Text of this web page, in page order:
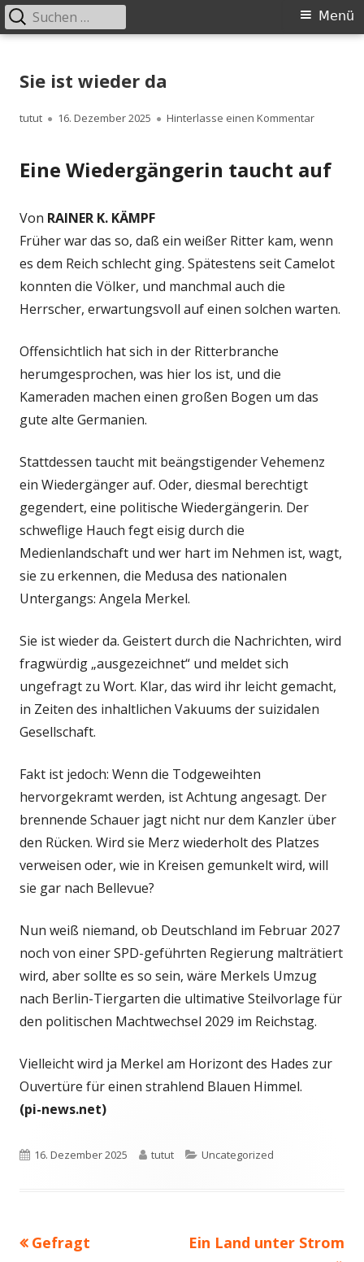
zum
Primäres
Menü
Suchen
nach:
Sie ist wieder da
Autor
tutut
Veröffentlicht
16. Dezember 2025 Hinterlasse einen Kommentarzu Sie ist
Eine Wiedergängerin taucht auf
Von RAINER K. KÄMPF
Früher war das so, daß ein weißer Ritter kam, wenn
es dem Reich schlecht ging. Spätestens seit Camelot
konnten die Völker, und manchmal auch die
Herrscher, erwartungsvoll auf einen solchen warten.
Offensichtlich hat sich in der Ritterbranche
herumgesprochen, was hier los ist, und die
Kameraden machen einen großen Bogen um das
gute alte Germanien.
Stattdessen taucht mit beängstigender Vehemenz
ein Wiedergänger auf. Oder, diesmal berechtigt
gegendert, eine politische Wiedergängerin. Der
schweflige Hauch fegt eisig durch die
Medienlandschaft und wer hart im Nehmen ist, wagt,
sie zu erkennen, die Medusa des nationalen
Untergangs: Angela Merkel.
Sie ist wieder da. Geistert durch die Nachrichten, wird
fragwürdig „ausgezeichnet“ und meldet sich
ungefragt zu Wort. Klar, das wird ihr leicht gemacht,
in Zeiten des inhaltlichen Vakuums der suizidalen
Gesellschaft.
Fakt ist jedoch: Wenn die Todgeweihten
hervorgekramt werden, ist Achtung angesagt. Der
brennende Schauer jagt nicht nur dem Kanzler über
den Rücken. Wird sie Merz wiederholt des Platzes
verweisen oder, wie in Kreisen gemunkelt wird, will
sie gar nach Bellevue?
Nun weiß niemand, ob Deutschland im Februar 2027
noch von einer SPD-geführten Regierung malträtiert
wird, aber sollte es so sein, wäre Merkels Umzug
nach Berlin-Tiergarten die ultimative Steilvorlage für
den politischen Machtwechsel 2029 im Reichstag.
Vielleicht wird ja Merkel am Horizont des Hades zur
Ouvertüre für einen strahlend Blauen Himmel.
(pi-news.net)
Veröffentlicht
16. Dezember 2025 Autor
tutut Kategorien
Uncategorized
Beitragsnavigation
Vorheriger
Gefragt
Nächster
Ein Land unter Strom